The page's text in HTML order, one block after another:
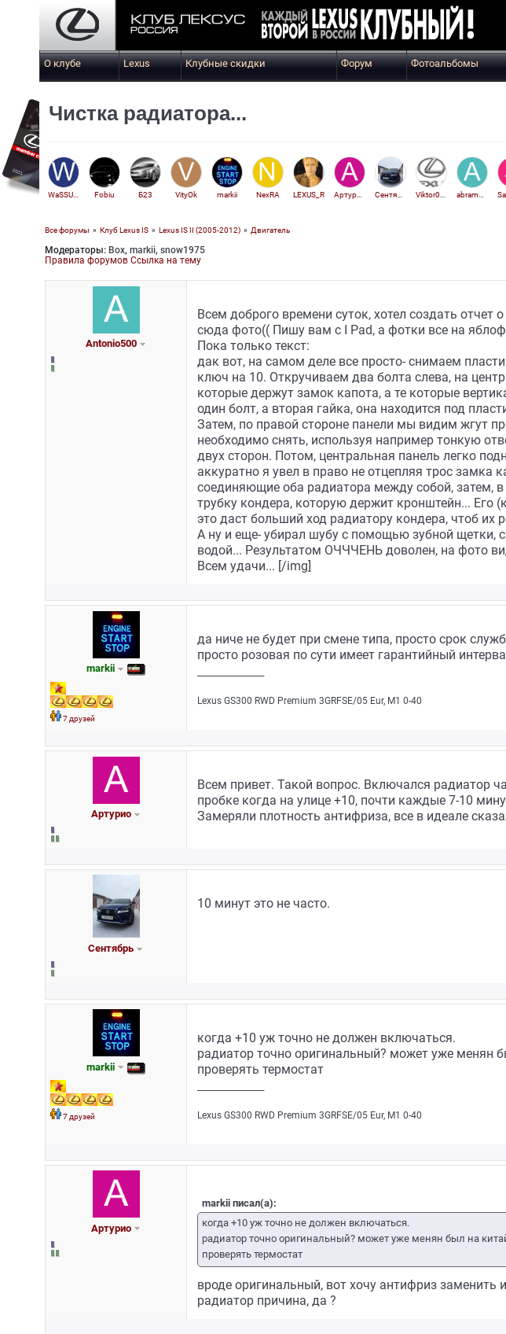
О клубе Lexus Клубные скидки Форум Фотоальбомы
Чистка радиатора...
WaSSUUUPP Fobiu Б23 VityOk markii NexRA LEXUS_R Артурио Сентябрь abramof9
Fevralb
Все форумы » Клуб Lexus IS» Lexus IS II (2005-2012)» Двигатель
Модераторы: Box, markii, snow1975
Правила форумов Ссылка на тему
Antonio500
Всем доброго времени суток, хотел создать
сюда фото(( Пишу вам с I Pad, а фотки все на
Пока только текст:
дак вот, на самом деле все просто- снимаем
ключ на 10. Откручиваем два болта слева, на
которые держут замок капота, а те которые
один болт, а вторая гайка, она находится под
Затем, по правой стороне панели мы видим жгут
необходимо снять, используя например тонкую
двух сторон. Потом, центральная панель легко
аккуратно я увел в право не отцепляя трос замка
соединяющие оба радиатора между собой, затем,
трубку кондера, которую держит кронштейн... Его
это даст больший ход радиатору кондера, чтоб
А ну и еще- убирал шубу с помощью зубной щетки,
водой... Результатом ОЧЧЧЕНЬ доволен, на фото
Всем удачи... [/img]
markii
7 друзей
да ниче не будет при смене типа, просто срок
просто розовая по сути имеет гарантийный
Lехus GS300 RWD Рrеmium 3GRFSЕ/05 Eur, М1 0-40
Артурио
Всем привет. Такой вопрос. Включался радиатор
пробке когда на улице +10, почти каждые 7-10
Замеряли плотность антифриза, все в идеале
Сентябрь
10 минут это не часто.
markii
7 друзей
когда +10 уж точно не должен включаться.
радиатор точно оригинальный? может уже менян
проверять термостат
Lехus GS300 RWD Рrеmium 3GRFSЕ/05 Eur, М1 0-40
Артурио
markii писал(а):
когда +10 уж точно не должен включаться.
радиатор точно оригинальный? может уже менян был на
проверять термостат
вроде оригинальный, вот хочу антифриз заменить
радиатор причина, да ?